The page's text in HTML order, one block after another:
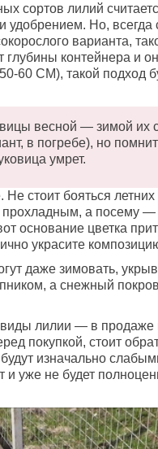
сортов лилий
удобрением. Но, всегда
варианта,
глубины контейнера и
60 СМ), такой подход
весной — зимой их
в погребе), но
умрет.
стоит бояться
прохладным, а посему —
основание цветка
украсите
даже зимовать,
а снежный
лилии — в продаже
покупкой, стоит
изначально
и уже не будет